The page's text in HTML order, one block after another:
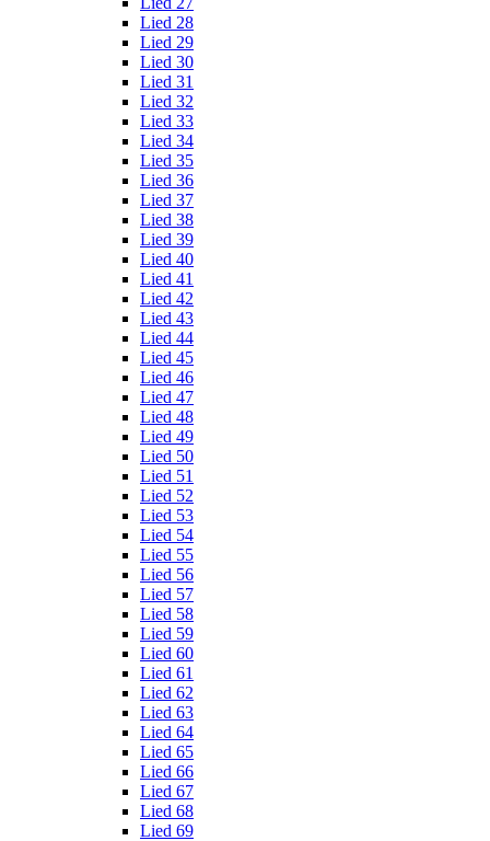
Lied 28
Lied 29
Lied 30
Lied 31
Lied 32
Lied 33
Lied 34
Lied 35
Lied 36
Lied 37
Lied 38
Lied 39
Lied 40
Lied 41
Lied 42
Lied 43
Lied 44
Lied 45
Lied 46
Lied 47
Lied 48
Lied 49
Lied 50
Lied 51
Lied 52
Lied 53
Lied 54
Lied 55
Lied 56
Lied 57
Lied 58
Lied 59
Lied 60
Lied 61
Lied 62
Lied 63
Lied 64
Lied 65
Lied 66
Lied 67
Lied 68
Lied 69